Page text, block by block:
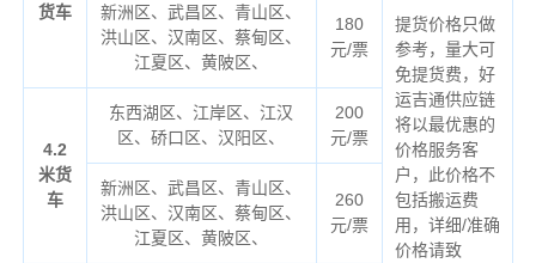
提货价格只做
参考，量大可
免提货费，好
运吉通供应链
将以最优惠的
价格服务客
户，此价格不
包括搬运费
用，详细/准确
价格请致
货车
新洲区、武昌区、青山区、
洪山区、汉南区、蔡甸区、
江夏区、黄陂区、
180
元/票
4.2
米货
车
东西湖区、江岸区、江汉
区、硚口区、汉阳区、
200
元/票
新洲区、武昌区、青山区、
洪山区、汉南区、蔡甸区、
江夏区、黄陂区、
260
元/票